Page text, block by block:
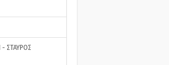
ΣΤΑΥΡΟΣ